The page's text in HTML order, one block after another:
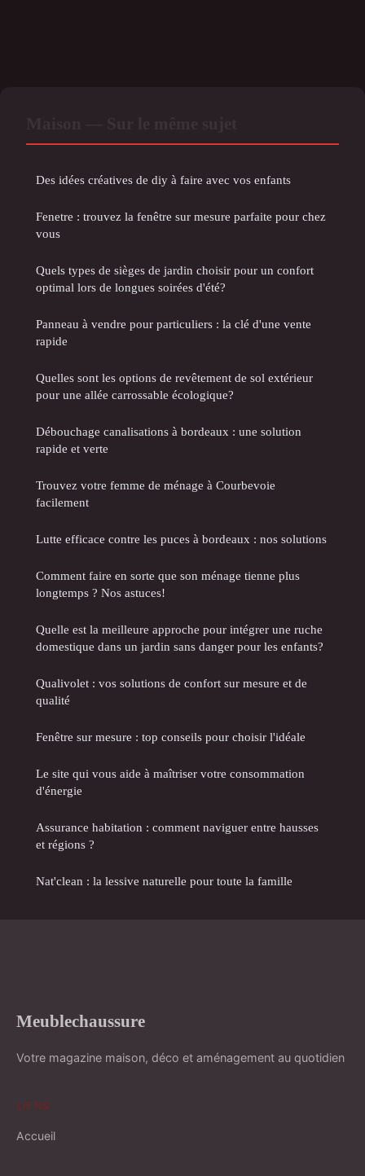
Des idées créatives de diy à faire avec vos enfants
Fenetre : trouvez la fenêtre sur mesure parfaite pour chez
vous
Quels types de sièges de jardin choisir pour un confort
optimal lors de longues soirées d'été?
Panneau à vendre pour particuliers : la clé d'une vente
rapide
Quelles sont les options de revêtement de sol extérieur
pour une allée carrossable écologique?
Débouchage canalisations à bordeaux : une solution
rapide et verte
Trouvez votre femme de ménage à Courbevoie
facilement
Lutte efficace contre les puces à bordeaux : nos solutions
Comment faire en sorte que son ménage tienne plus
longtemps ? Nos astuces!
Quelle est la meilleure approche pour intégrer une ruche
domestique dans un jardin sans danger pour les enfants?
Qualivolet : vos solutions de confort sur mesure et de
qualité
Fenêtre sur mesure : top conseils pour choisir l'idéale
Le site qui vous aide à maîtriser votre consommation
d'énergie
Assurance habitation : comment naviguer entre hausses
et régions ?
Nat'clean : la lessive naturelle pour toute la famille
Meublechaussure
Votre magazine maison, déco et aménagement au quotidien
LIENS
Accueil